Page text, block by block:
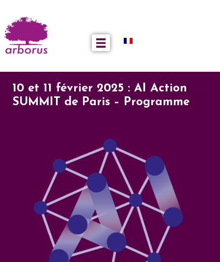
10 et 11 février 2025 : AI Action
SUMMIT de Paris – Programme